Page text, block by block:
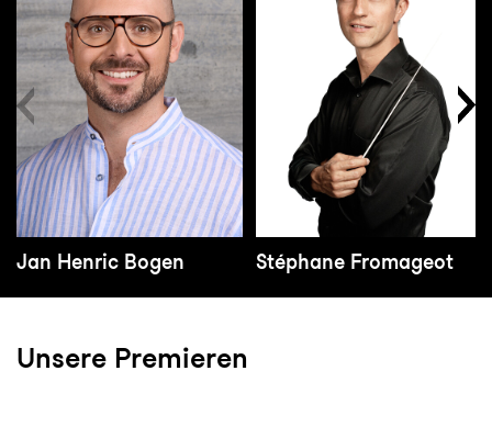
Jan Henric Bogen Stéphane Fromageot
Unsere Premieren